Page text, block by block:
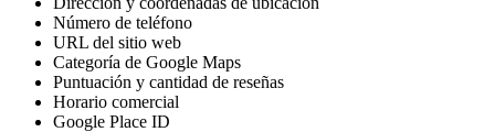
Número de teléfono
URL del sitio web
Categoría de Google Maps
Puntuación y cantidad de reseñas
Horario comercial
Google Place ID